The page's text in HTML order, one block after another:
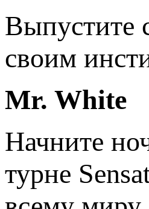
Выпустите
своим
Mr. White
Начните
турне